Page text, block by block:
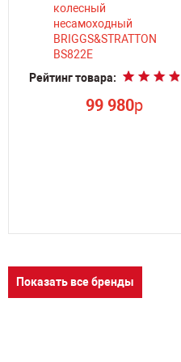
Рейтинг товара:
99 980p
Показать все бренды